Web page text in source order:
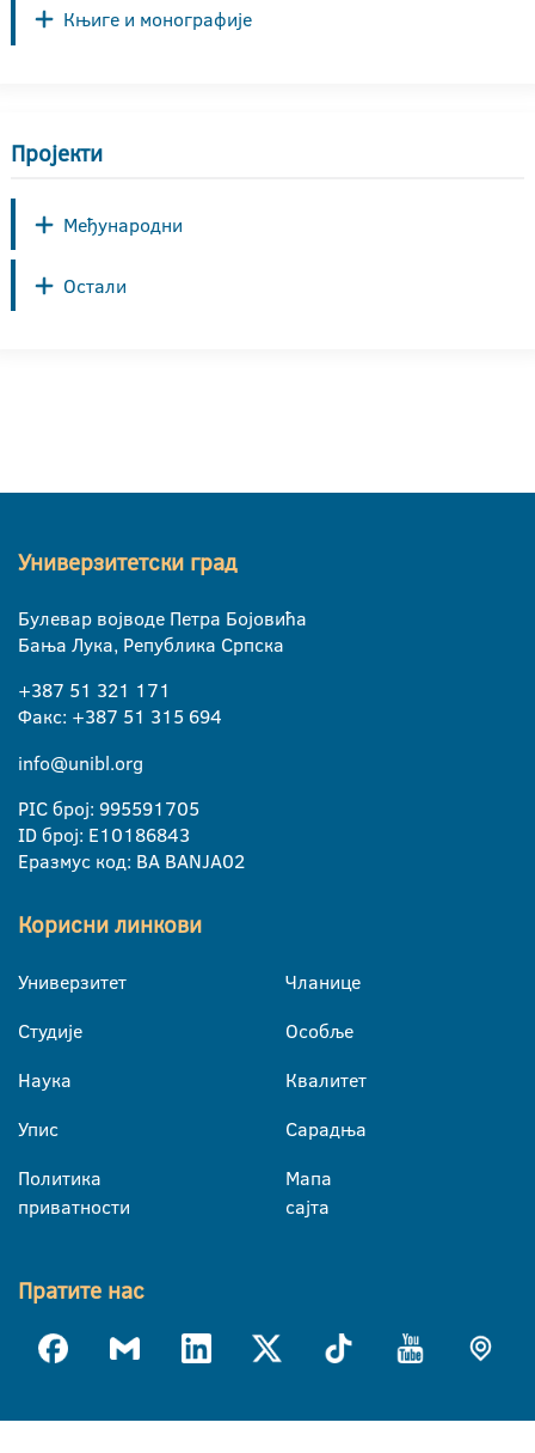
Књиге и монографије
Пројекти
Међународни
Остали
Универзитетски град
Булевар војводе Петра Бојовића
Бања Лука, Република Српска
+387 51 321 171
Факс: +387 51 315 694
info@unibl.org
PIC број: 995591705
ID број: E10186843
Еразмус код: BA BANJA02
Корисни линкови
Универзитет
Студије
Наука
Упис
Политика
приватности
Чланице
Особље
Квалитет
Сарадња
Мапа
сајта
Пратите нас